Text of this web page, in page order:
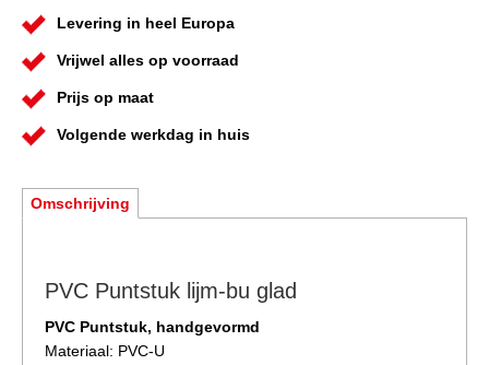
Levering in heel Europa
Vrijwel alles op voorraad
Prijs op maat
Volgende werkdag in huis
Omschrijving
PVC Puntstuk lijm-bu glad
PVC Puntstuk, handgevormd
Materiaal: PVC-U